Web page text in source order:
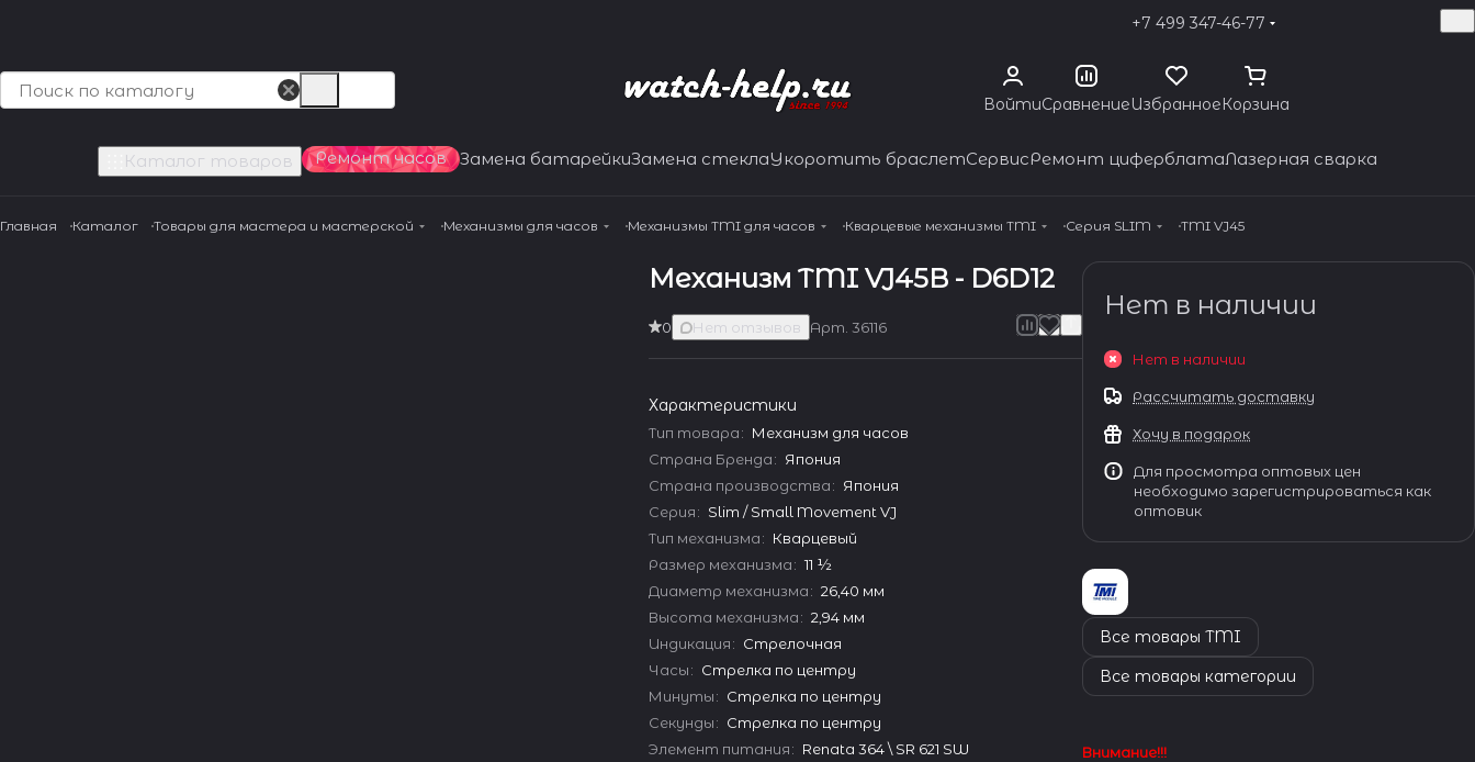
+7 499 347-46-77
ВойтиСравнениеИзбранноеКорзина
Каталог товаров Ремонт часов Замена батарейкиЗамена стеклаУкоротить браслетСервисРемонт циферблатаЛазерная сварка
Главная Каталог Товары для мастера и мастерской Механизмы для часов Механизмы TMI для часов Кварцевые механизмы TMI Серия SLIM TMI VJ45
Механизм TMI VJ45B - D6D12
0 Нет отзывов Арт.36116
Характеристики
Тип товара: Механизм для часов
Страна Бренда: Япония
Страна производства: Япония
Серия: Slim / Small Movement VJ
Тип механизма: Кварцевый
Размер механизма: 11 ½
Диаметр механизма: 26,40 мм
Высота механизма: 2,94 мм
Индикация: Стрелочная
Часы: Стрелка по центру
Минуты: Стрелка по центру
Секунды: Стрелка по центру
Элемент питания: Renata 364 \ SR 621 SW
Нет в наличии
Нет в наличии
Рассчитать доставку
Хочу в подарок
Для просмотра оптовых цен
необходимо зарегистрироваться как
оптовик
Все товары TMI
Все товары категории
Внимание!!!